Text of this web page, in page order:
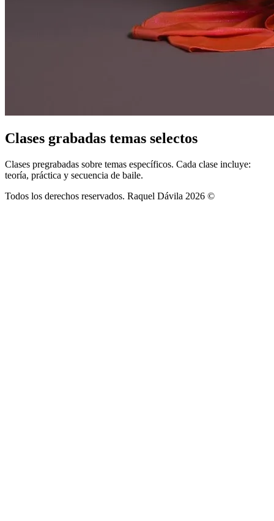
Clases grabadas temas selectos
Clases pregrabadas sobre temas específicos. Cada clase incluye:
teoría, práctica y secuencia de baile.
Todos los derechos reservados. Raquel Dávila 2026 ©